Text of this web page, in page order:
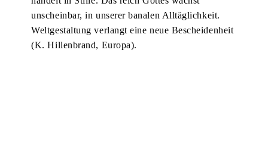
unscheinbar, in unserer banalen Alltäglichkeit.
Weltgestaltung verlangt eine neue Bescheidenheit
(K. Hillenbrand, Europa).